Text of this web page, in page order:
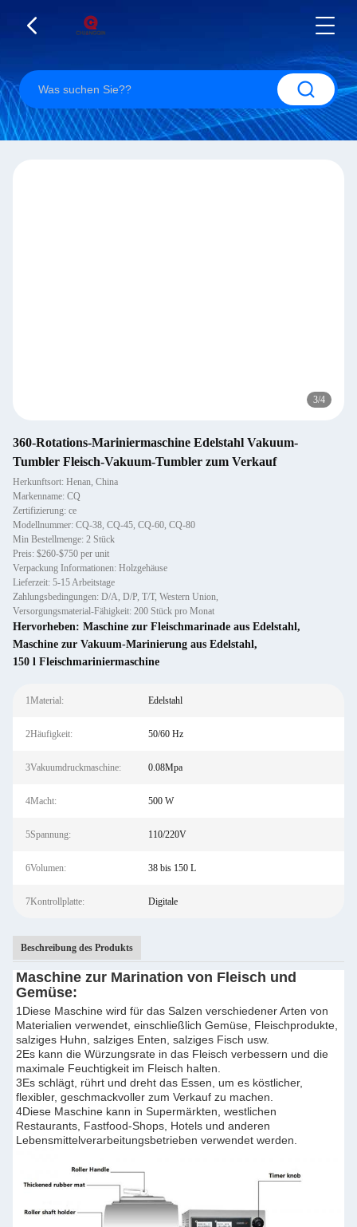
3/4
360-Rotations-Mariniermaschine Edelstahl Vakuum-
Tumbler Fleisch-Vakuum-Tumbler zum Verkauf
Herkunftsort: Henan, China
Markenname: CQ
Zertifizierung: ce
Modellnummer: CQ-38, CQ-45, CQ-60, CQ-80
Min Bestellmenge: 2 Stück
Preis: $260-$750 per unit
Verpackung Informationen: Holzgehäuse
Lieferzeit: 5-15 Arbeitstage
Zahlungsbedingungen: D/A, D/P, T/T, Western Union,
Versorgungsmaterial-Fähigkeit: 200 Stück pro Monat
Hervorheben: Maschine zur Fleischmarinade aus Edelstahl,
Maschine zur Vakuum-Marinierung aus Edelstahl,
150 l Fleischmariniermaschine
1Material: Edelstahl
2Häufigkeit: 50/60 Hz
3Vakuumdruckmaschine: 0.08Mpa
4Macht: 500 W
5Spannung: 110/220V
6Volumen: 38 bis 150 L
7Kontrollplatte: Digitale
Beschreibung des Produkts
Maschine zur Marination von Fleisch und
Gemüse:
1Diese Maschine wird für das Salzen verschiedener Arten von
Materialien verwendet, einschließlich Gemüse, Fleischprodukte,
salziges Huhn, salziges Enten, salziges Fisch usw.
2Es kann die Würzungsrate in das Fleisch verbessern und die
maximale Feuchtigkeit im Fleisch halten.
3Es schlägt, rührt und dreht das Essen, um es köstlicher,
flexibler, geschmackvoller zum Verkauf zu machen.
4Diese Maschine kann in Supermärkten, westlichen
Restaurants, Fastfood-Shops, Hotels und anderen
Lebensmittelverarbeitungsbetrieben verwendet werden.